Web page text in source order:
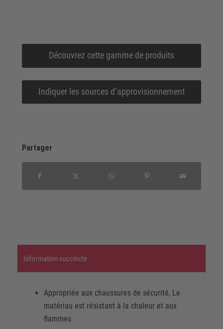
Découvrez cette gamme de produits
Indiquer les sources d‘approvisionnement
Partager
Information succincte
Appropriée aux chaussures de sécurité, Le
matériau est résistant à la chaleur et aux
flammes